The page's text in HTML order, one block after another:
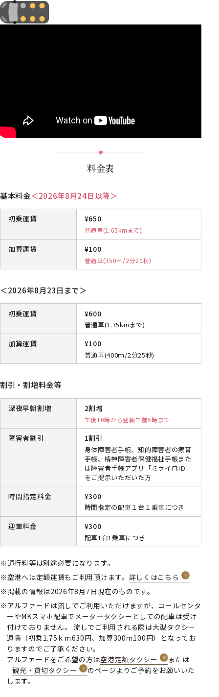
料金表
基本料金＜2026年8月24日以降＞
初乗運賃
普通車(1.65kmまで)
¥650
加算運賃
普通車(350ｍ/2分20秒)
¥100
＜2026年8月23日まで＞
初乗運賃
普通車(1.75kmまで)
¥600
加算運賃
普通車(400ｍ/2分25秒)
¥100
割引・割増料金等
深夜早朝割増
午後10時から翌朝午前5時まで
2割増
障害者割引
身体障害者手帳、知的障害者の療育
手帳、精神障害者保健福祉手帳また
は障害者手帳アプリ「ミライロID」
をご提示いただいた方
1割引
時間指定料金
時間指定の配車１台１乗車につき
¥300
迎車料金
配車1台1乗車につき
¥300
通行料等は別途必要になります。
空港へは定額運賃もご利用頂けます。 詳しくはこちら
掲載の情報は2026年8月7日現在のものです。
アルファードは流しでご利用いただけますが、コールセンタ
ーやMKスマホ配車でメータ―タクシーとしての配車は受け
付けておりません。 流しでご利用される際は大型タクシー
運賃（初乗1.75ｋｍ630円、加算300ｍ100円）となってお
りますのでご了承ください。
アルファードをご希望の方は空港定額タクシー
または
観光・貸切タクシー
のページよりご予約をお願いいた
します。